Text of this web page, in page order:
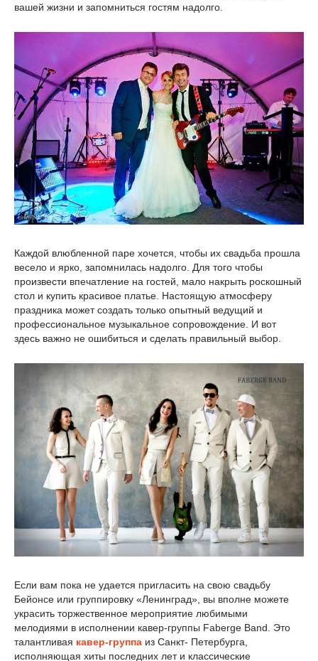
вашей жизни и запомниться гостям надолго.
Каждой влюбленной паре хочется, чтобы их свадьба прошла
весело и ярко, запомнилась надолго. Для того чтобы
произвести впечатление на гостей, мало накрыть роскошный
стол и купить красивое платье. Настоящую атмосферу
праздника может создать только опытный ведущий и
профессиональное музыкальное сопровождение. И вот
здесь важно не ошибиться и сделать правильный выбор.
Если вам пока не удается пригласить на свою свадьбу
Бейонсе или группировку «Ленинград», вы вполне можете
украсить торжественное мероприятие любимыми
мелодиями в исполнении кавер-группы Faberge Band. Это
талантливая кавер-группа из Санкт- Петербурга,
исполняющая хиты последних лет и классические